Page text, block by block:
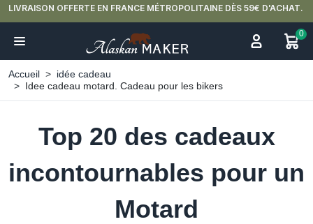
LIVRAISON OFFERTE EN FRANCE MÉTROPOLITAINE DÈS 59€ D'ACHAT.
0
Accueil
idée cadeau
Idee cadeau motard. Cadeau pour les bikers
Top 20 des cadeaux
incontournables pour un
Motard